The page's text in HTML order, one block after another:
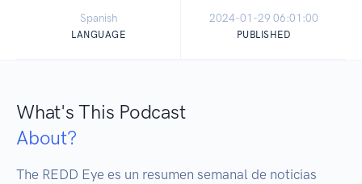
Spanish
LANGUAGE
2024-01-29 06:01:00
PUBLISHED
What's This Podcast
About?
The REDD Eye es un resumen semanal de noticias